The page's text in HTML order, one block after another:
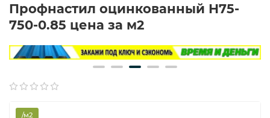
Профнастил оцинкованный Н75-
750-0.85 цена за м2
/м2